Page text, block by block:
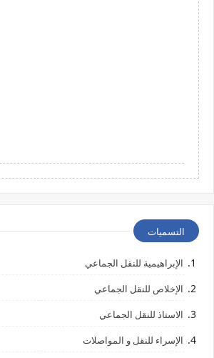
التسميات
الإبراهيمية للنقل الجماعي
الإخلاص للنقل الجماعي
الاستاذ للنقل الجماعي
الإسراء للنقل و المواصلات